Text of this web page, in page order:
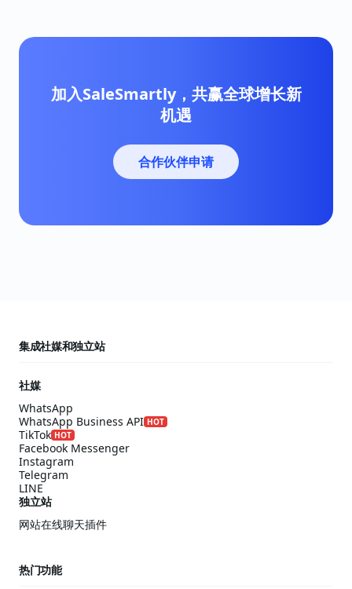
加入SaleSmartly，共赢全球增长新
机遇
合作伙伴申请
集成社媒和独立站
社媒
WhatsApp
WhatsApp Business API HOT
TikTok HOT
Facebook Messenger
Instagram
Telegram
LINE
独立站
网站在线聊天插件
热门功能